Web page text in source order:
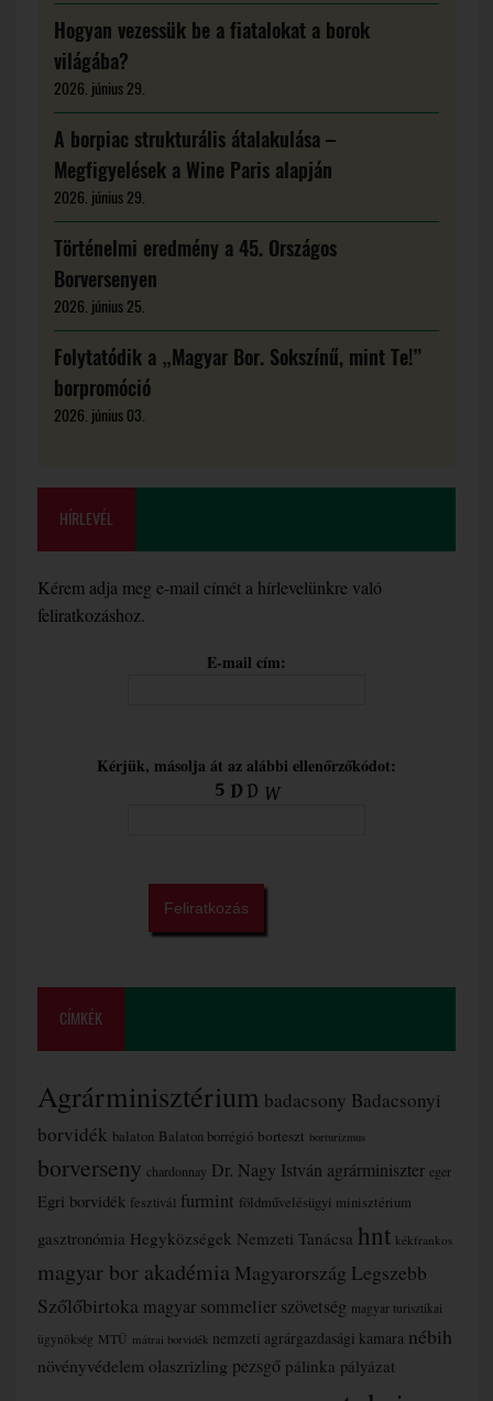
Hogyan vezessük be a fiatalokat a borok
világába?
2026. június 29.
A borpiac strukturális átalakulása –
Megfigyelések a Wine Paris alapján
2026. június 29.
Történelmi eredmény a 45. Országos
Borversenyen
2026. június 25.
Folytatódik a „Magyar Bor. Sokszínű, mint Te!”
borpromóció
2026. június 03.
HÍRLEVÉL
Kérem adja meg e-mail címét a hírlevelünkre való
feliratkozáshoz.
E-mail cím:
Kérjük, másolja át az alábbi ellenőrzőkódot:
CÍMKÉK
Agrárminisztérium badacsony Badacsonyi
borvidék balaton Balaton borrégió borteszt borturizmus
borverseny chardonnay Dr. Nagy István agrárminiszter eger
Egri borvidék fesztivál furmint földművelésügyi minisztérium
gasztronómia Hegyközségek Nemzeti Tanácsa hnt kékfrankos
magyar bor akadémia Magyarország Legszebb
Szőlőbirtoka magyar sommelier szövetség magyar turisztikai
ügynökség MTÜ mátrai borvidék nemzeti agrárgazdasági kamara nébih
növényvédelem olaszrizling pezsgő pálinka pályázat